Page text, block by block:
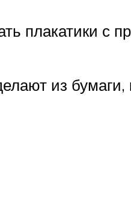
плакатики с
из бумаги,